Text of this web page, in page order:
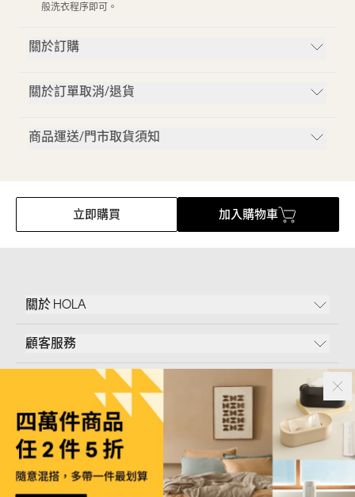
般洗衣程序即可。
關於訂購
關於訂單取消/退貨
商品運送/門市取貨須知
立即購買 加入購物車
關於 HOLA
顧客服務
和樂家居股份有限公司｜臺北市內湖區新湖三路23號5樓
Follow Us